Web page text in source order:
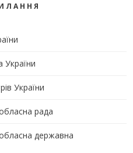
України
України
рада
державна